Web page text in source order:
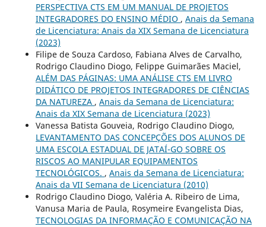
PERSPECTIVA CTS EM UM MANUAL DE PROJETOS
INTEGRADORES DO ENSINO MÉDIO , Anais da Semana
de Licenciatura: Anais da XIX Semana de Licenciatura
(2023)
Filipe de Souza Cardoso, Fabiana Alves de Carvalho,
Rodrigo Claudino Diogo, Felippe Guimarães Maciel,
ALÉM DAS PÁGINAS: UMA ANÁLISE CTS EM LIVRO
DIDÁTICO DE PROJETOS INTEGRADORES DE CIÊNCIAS
DA NATUREZA , Anais da Semana de Licenciatura:
Anais da XIX Semana de Licenciatura (2023)
Vanessa Batista Gouveia, Rodrigo Claudino Diogo,
LEVANTAMENTO DAS CONCEPÇÕES DOS ALUNOS DE
UMA ESCOLA ESTADUAL DE JATAÍ-GO SOBRE OS
RISCOS AO MANIPULAR EQUIPAMENTOS
TECNOLÓGICOS. , Anais da Semana de Licenciatura:
Anais da VII Semana de Licenciatura (2010)
Rodrigo Claudino Diogo, Valéria A. Ribeiro de Lima,
Vanusa Maria de Paula, Rosymeire Evangelista Dias,
TECNOLOGIAS DA INFORMAÇÃO E COMUNICAÇÃO NA